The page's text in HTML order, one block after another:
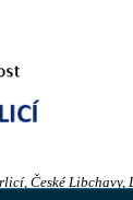
České